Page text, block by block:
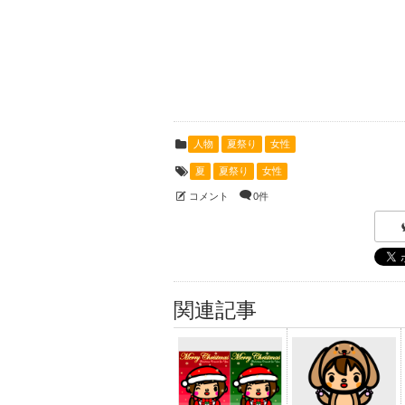
人物 夏祭り 女性
夏 夏祭り 女性
コメント 0件
関連記事